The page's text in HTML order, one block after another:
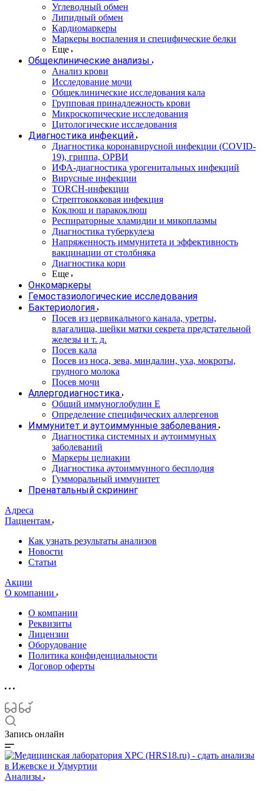
Углеводный обмен
Липидный обмен
Кардиомаркеры
Маркеры воспаления и специфические белки
Еще
Общеклинические анализы
Анализ крови
Исследование мочи
Общеклинические исследования кала
Групповая принадлежность крови
Микроскопические исследования
Цитологические исследования
Диагностика инфекций
Диагностика коронавирусной инфекции (COVID-
19), гриппа, ОРВИ
ИФА-диагностика урогенитальных инфекций
Вирусные инфекции
TORCH-инфекции
Стрептококковая инфекция
Коклюш и паракоклюш
Респираторные хламидии и микоплазмы
Диагностика туберкулеза
Напряженность иммунитета и эффективность
вакцинации от столбняка
Диагностика кори
Еще
Онкомаркеры
Гемостазиологические исследования
Бактериология
Посев из цервикального канала, уретры,
влагалища, шейки матки секрета предстательной
железы и т. д.
Посев кала
Посев из носа, зева, миндалин, уха, мокроты,
грудного молока
Посев мочи
Аллергодиагностика
Общий иммуноглобулин Е
Определение специфических аллергенов
Иммунитет и аутоиммунные заболевания
Диагностика системных и аутоиммуных
заболеваний
Маркеры целиакии
Диагностика аутоиммунного бесплодия
Гумморальный иммунитет
Пренатальный скрининг
Адреса
Пациентам
Как узнать результаты анализов
Новости
Статьи
Акции
О компании
О компании
Реквизиты
Лицензии
Оборудование
Политика конфиденциальности
Договор оферты
Запись онлайн
Анализы